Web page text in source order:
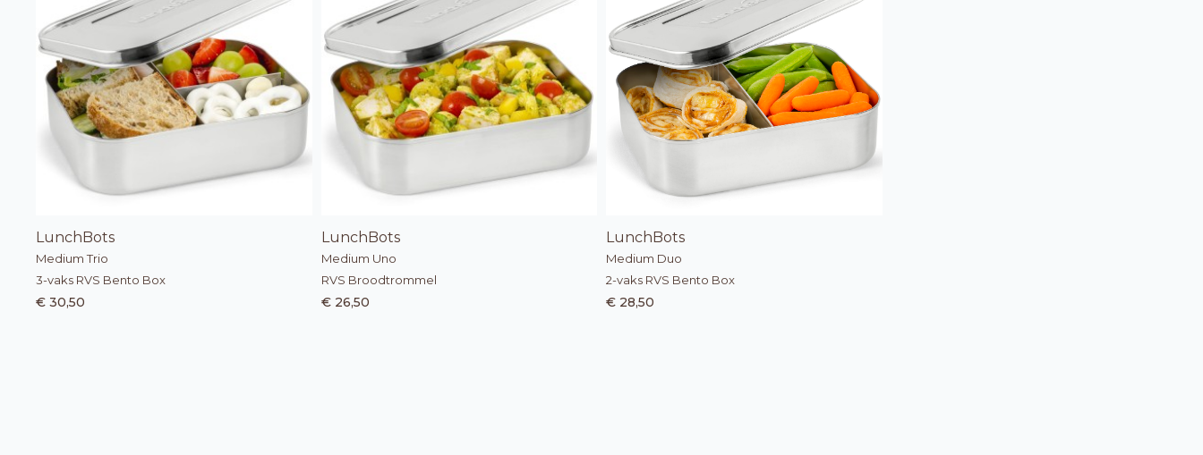
LunchBots
Medium Trio
3-vaks RVS Bento Box
€ 30,50
LunchBots
Medium Uno
RVS Broodtrommel
€ 26,50
LunchBots
Medium Duo
2-vaks RVS Bento Box
€ 28,50